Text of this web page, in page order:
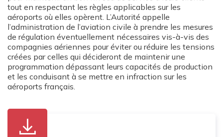
tout en respectant les règles applicables sur les
aéroports où elles opèrent. L’Autorité appelle
l’administration de l’aviation civile à prendre les mesures
de régulation éventuellement nécessaires vis-à-vis des
compagnies aériennes pour éviter ou réduire les tensions
créées par celles qui décideront de maintenir une
programmation dépassant leurs capacités de production
et les conduisant à se mettre en infraction sur les
aéroports français.